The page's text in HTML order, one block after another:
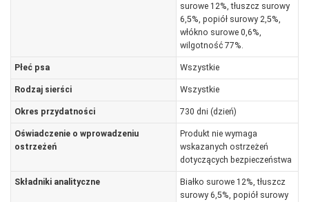
surowe 12%, tłuszcz surowy
6,5%, popiół surowy 2,5%,
włókno surowe 0,6%,
wilgotność 77%.
Płeć psa Wszystkie
Rodzaj sierści Wszystkie
Okres przydatności 730 dni (dzień)
Oświadczenie o wprowadzeniu
ostrzeżeń
Produkt nie wymaga
wskazanych ostrzeżeń
dotyczących bezpieczeństwa
Składniki analityczne
Białko surowe 12%, tłuszcz
surowy 6,5%, popiół surowy